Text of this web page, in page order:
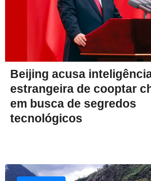
Beijing acusa
estrangeira de cooptar
em busca de segredos
tecnológicos